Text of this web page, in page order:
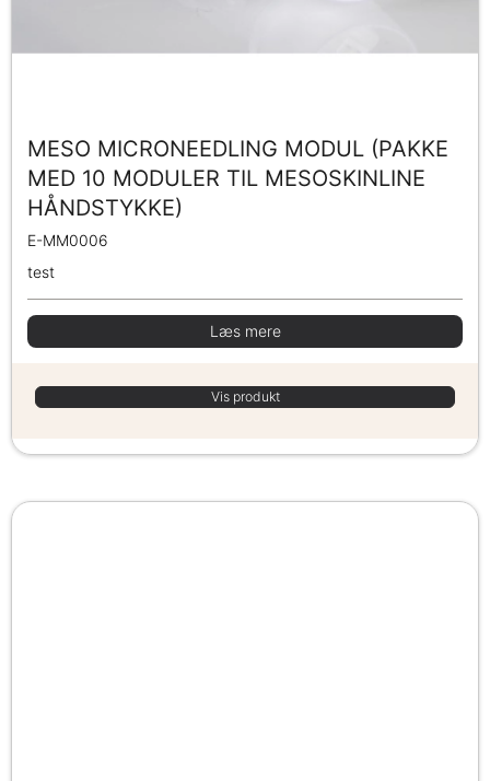
MESO MICRONEEDLING MODUL (PAKKE
MED 10 MODULER TIL MESOSKINLINE
HÅNDSTYKKE)
E-MM0006
test
Læs mere
Vis produkt